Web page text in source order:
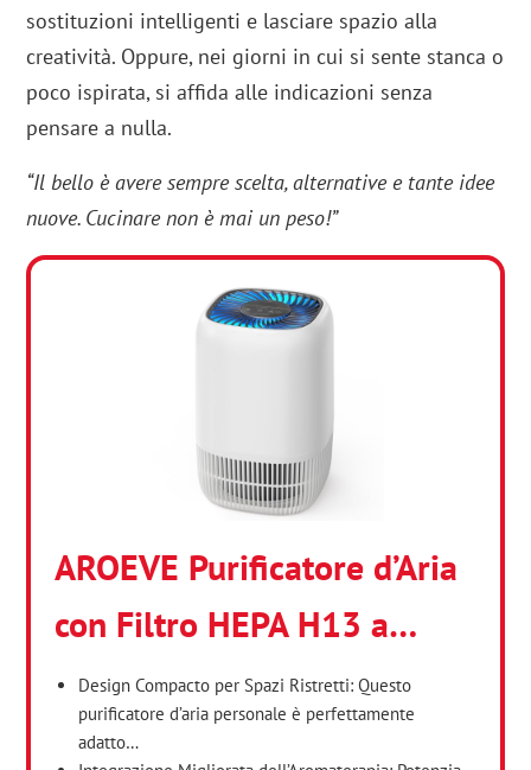
sostituzioni intelligenti e lasciare spazio alla
creatività. Oppure, nei giorni in cui si sente stanca o
poco ispirata, si affida alle indicazioni senza
pensare a nulla.
“Il bello è avere sempre scelta, alternative e tante idee
nuove. Cucinare non è mai un peso!”
AROEVE Purificatore d’Aria
con Filtro HEPA H13 a…
Design Compacto per Spazi Ristretti: Questo
purificatore d’aria personale è perfettamente
adatto…